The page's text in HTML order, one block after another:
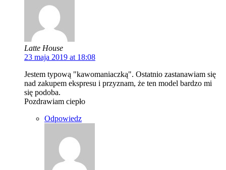
Latte House
23 maja 2019 at 18:08
Jestem typową "kawomaniaczką". Ostatnio zastanawiam się
nad zakupem ekspresu i przyznam, że ten model bardzo mi
się podoba.
Pozdrawiam ciepło
Odpowiedz